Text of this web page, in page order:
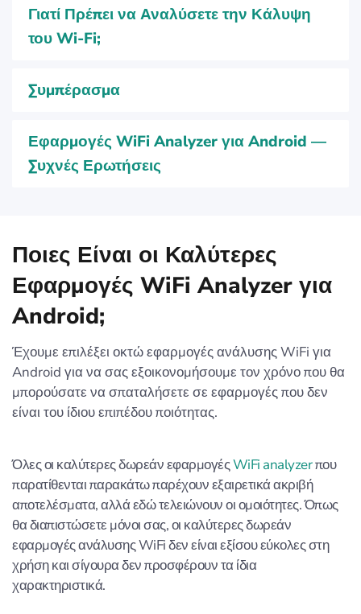
Γιατί Πρέπει να Αναλύσετε την Κάλυψη
του Wi-Fi;
Συμπέρασμα
Εφαρμογές WiFi Analyzer για Android —
Συχνές Ερωτήσεις
Ποιες Είναι οι Καλύτερες
Εφαρμογές WiFi Analyzer για
Android;
Έχουμε επιλέξει οκτώ εφαρμογές ανάλυσης WiFi για
Android για να σας εξοικονομήσουμε τον χρόνο που θα
μπορούσατε να σπαταλήσετε σε εφαρμογές που δεν
είναι του ίδιου επιπέδου ποιότητας.
Όλες οι καλύτερες δωρεάν εφαρμογέςWiFi analyzerπου
παρατίθενται παρακάτω παρέχουν εξαιρετικά ακριβή
αποτελέσματα, αλλά εδώ τελειώνουν οι ομοιότητες. Όπως
θα διαπιστώσετε μόνοι σας, οι καλύτερες δωρεάν
εφαρμογές ανάλυσης WiFi δεν είναι εξίσου εύκολες στη
χρήση και σίγουρα δεν προσφέρουν τα ίδια
χαρακτηριστικά.